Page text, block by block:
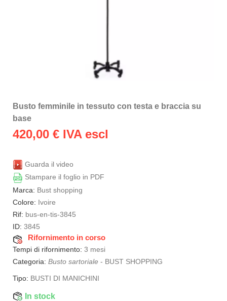
Busto femminile in tessuto con testa e braccia su
base
420,00 € IVA escl
Guarda il video
Stampare il foglio in PDF
Marca: Bust shopping
Colore: Ivoire
Rif: bus-en-tis-3845
ID: 3845
Rifornimento in corso
Tempi di rifornimento: 3 mesi
Categoria: Busto sartoriale - BUST SHOPPING
Tipo: BUSTI DI MANICHINI
In stock